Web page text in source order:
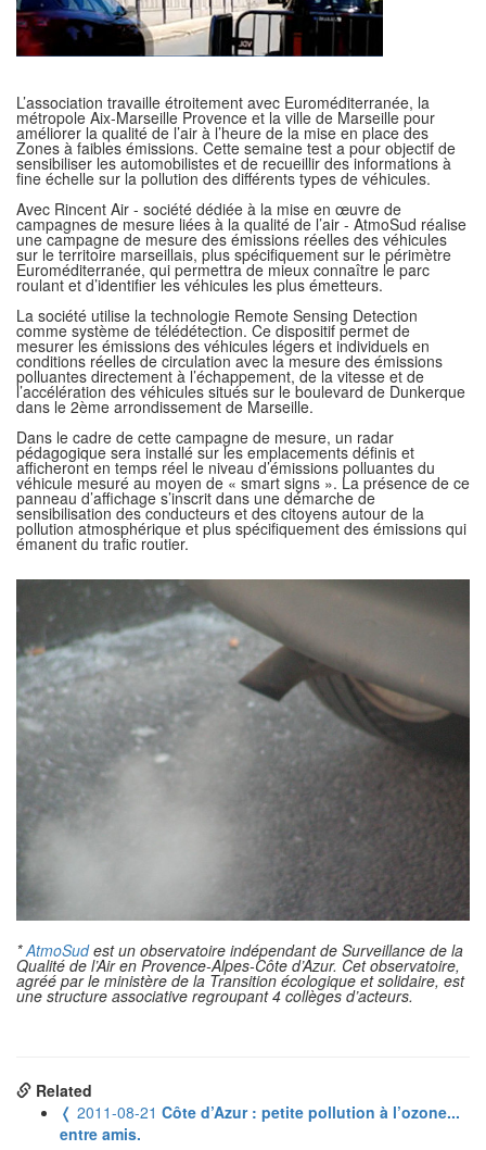
L’association travaille étroitement avec Euroméditerranée, la
métropole Aix-Marseille Provence et la ville de Marseille pour
améliorer la qualité de l’air à l’heure de la mise en place des
Zones à faibles émissions. Cette semaine test a pour objectif de
sensibiliser les automobilistes et de recueillir des informations à
fine échelle sur la pollution des différents types de véhicules.
Avec Rincent Air - société dédiée à la mise en œuvre de
campagnes de mesure liées à la qualité de l’air - AtmoSud réalise
une campagne de mesure des émissions réelles des véhicules
sur le territoire marseillais, plus spécifiquement sur le périmètre
Euroméditerranée, qui permettra de mieux connaître le parc
roulant et d’identifier les véhicules les plus émetteurs.
La société utilise la technologie Remote Sensing Detection
comme système de télédétection. Ce dispositif permet de
mesurer les émissions des véhicules légers et individuels en
conditions réelles de circulation avec la mesure des émissions
polluantes directement à l’échappement, de la vitesse et de
l’accélération des véhicules situés sur le boulevard de Dunkerque
dans le 2ème arrondissement de Marseille.
Dans le cadre de cette campagne de mesure, un radar
pédagogique sera installé sur les emplacements définis et
afficheront en temps réel le niveau d’émissions polluantes du
véhicule mesuré au moyen de « smart signs ». La présence de ce
panneau d’affichage s’inscrit dans une démarche de
sensibilisation des conducteurs et des citoyens autour de la
pollution atmosphérique et plus spécifiquement des émissions qui
émanent du trafic routier.
*AtmoSudest un observatoire indépendant de Surveillance de la
Qualité de l’Air en Provence-Alpes-Côte d’Azur. Cet observatoire,
agréé par le ministère de la Transition écologique et solidaire, est
une structure associative regroupant 4 collèges d’acteurs.
Related
❬ 2011-08-21 Côte d’Azur : petite pollution à l’ozone...
entre amis.